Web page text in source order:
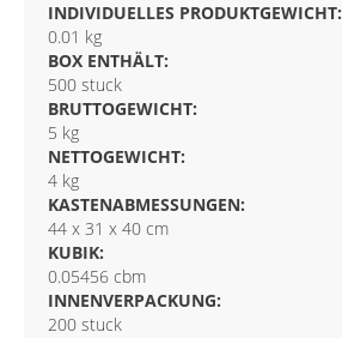
INDIVIDUELLES PRODUKTGEWICHT:
0.01 kg
BOX ENTHÄLT:
500 stuck
BRUTTOGEWICHT:
5 kg
NETTOGEWICHT:
4 kg
KASTENABMESSUNGEN:
44 x 31 x 40 cm
KUBIK:
0.05456 cbm
INNENVERPACKUNG:
200 stuck